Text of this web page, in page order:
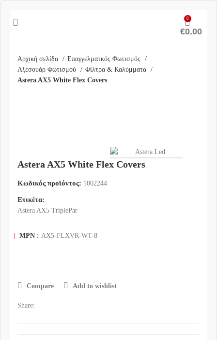
0
€0.00
Αρχική σελίδα
Επαγγελματκός Φωτισμός
Αξεσουάρ Φωτισμού
Φίλτρα & Καλύμματα
Astera AX5 White Flex Covers
Astera AX5 White Flex Covers
Κωδικός προϊόντος: 1002244
Ετικέτα:
Astera AX5 TriplePar
MPN : AX5-FLXVR-WT-8
Compare Add to wishlist
Share: